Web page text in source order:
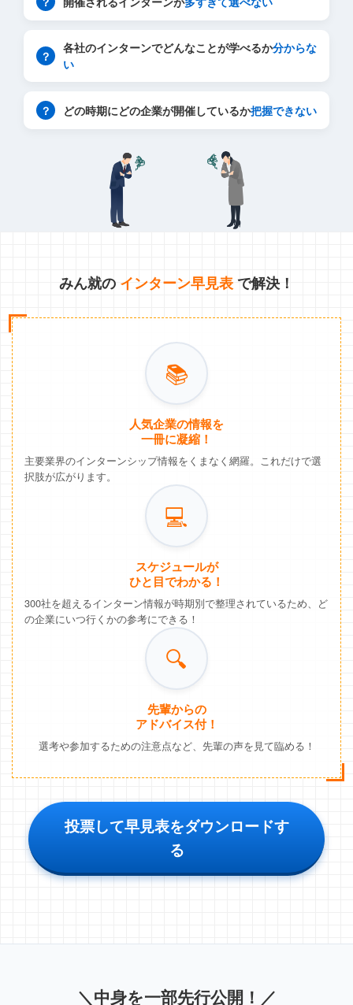
？
各社のインターンでどんなことが学べるか分からな
い
？ どの時期にどの企業が開催しているか把握できない
みん就の インターン早見表 で解決！
📚
人気企業の情報を
一冊に凝縮！
主要業界のインターンシップ情報をくまなく網羅。これだけで選
択肢が広がります。
💻
スケジュールが
ひと目でわかる！
300社を超えるインターン情報が時期別で整理されているため、ど
の企業にいつ行くかの参考にできる！
🔍
先輩からの
アドバイス付！
選考や参加するための注意点など、先輩の声を見て臨める！
投票して早見表をダウンロードす
る
＼中身を一部先行公開！／